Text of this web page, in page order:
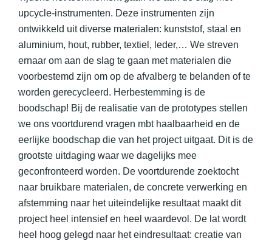
upcycle-instrumenten. Deze instrumenten zijn
ontwikkeld uit diverse materialen: kunststof, staal en
aluminium, hout, rubber, textiel, leder,… We streven
ernaar om aan de slag te gaan met materialen die
voorbestemd zijn om op de afvalberg te belanden of te
worden gerecycleerd. Herbestemming is de
boodschap! Bij de realisatie van de prototypes stellen
we ons voortdurend vragen mbt haalbaarheid en de
eerlijke boodschap die van het project uitgaat. Dit is de
grootste uitdaging waar we dagelijks mee
geconfronteerd worden. De voortdurende zoektocht
naar bruikbare materialen, de concrete verwerking en
afstemming naar het uiteindelijke resultaat maakt dit
project heel intensief en heel waardevol. De lat wordt
heel hoog gelegd naar het eindresultaat: creatie van